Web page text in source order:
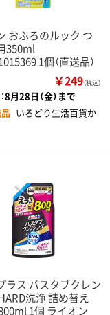
おふろのルック つ
350ml
1個（直送品）
￥249（税込）
8月28日（金）まで
いろどり生活百貨か
ラス バスタブクレン
洗浄 詰め替え
1個 ライオン